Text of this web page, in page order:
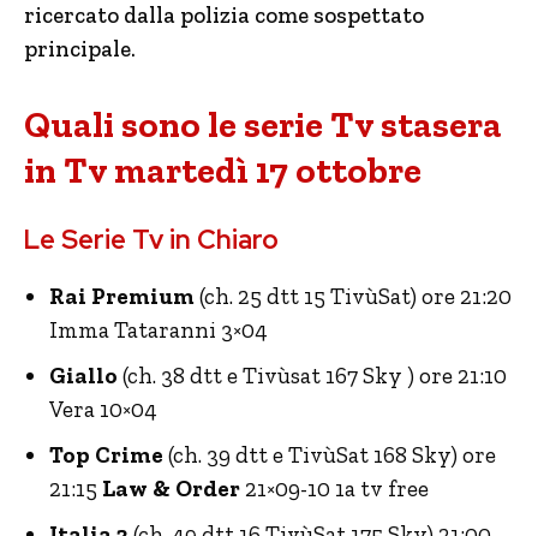
ricercato dalla polizia come sospettato
principale.
Quali sono le serie Tv stasera
in Tv martedì 17 ottobre
Le Serie Tv in Chiaro
Rai Premium(ch. 25 dtt 15 TivùSat) ore 21:20
Imma Tataranni 3×04
Giallo (ch. 38 dtt e Tivùsat 167 Sky ) ore 21:10
Vera 10×04
Top Crime (ch. 39 dtt e TivùSat 168 Sky) ore
21:15 Law & Order 21×09-10 1a tv free